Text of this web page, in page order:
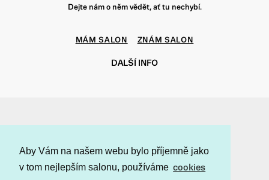
Aby Vám na našem webu bylo příjemně jako
v tom nejlepším salonu, používáme cookies
Dejte nám o něm vědět, ať tu nechybí.
MÁM SALON ZNÁM SALON
DALŠÍ INFO